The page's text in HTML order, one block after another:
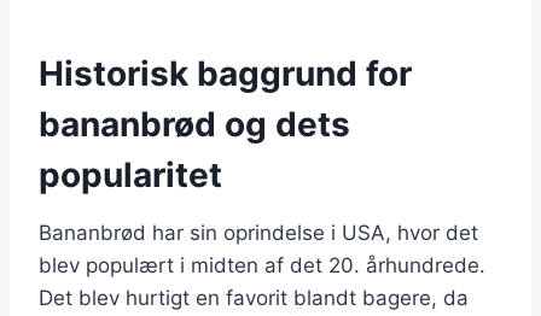
Historisk baggrund for
bananbrød og dets
popularitet
Bananbrød har sin oprindelse i USA, hvor det
blev populært i midten af det 20. århundrede.
Det blev hurtigt en favorit blandt bagere, da